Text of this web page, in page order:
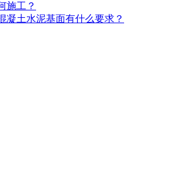
施工？
凝土水泥基面有什么要求？